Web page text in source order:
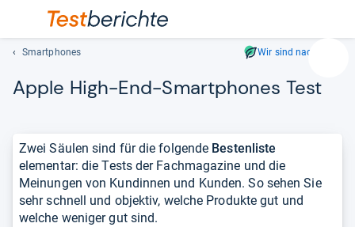
Geben
Smartphones Wir sind nachhaltig
Apple High-​End-​Smart­pho­nes Test
Zwei Säulen sind für die folgende Bestenliste
elementar: die Tests der Fachmagazine und die
Meinungen von Kundinnen und Kunden. So sehen Sie
sehr schnell und objektiv, welche Produkte gut und
welche weniger gut sind.